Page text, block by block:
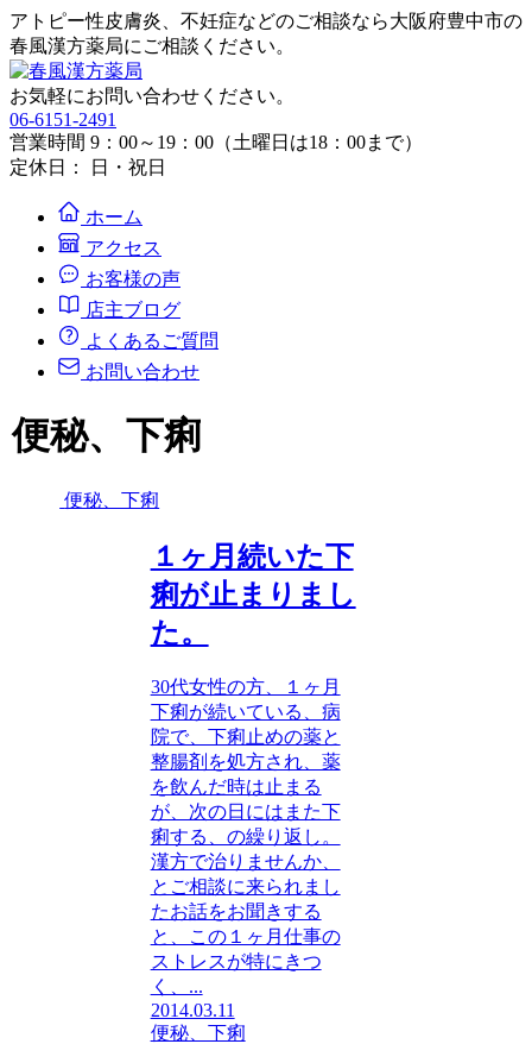
アトピー性皮膚炎、不妊症などのご相談なら大阪府豊中市の
春風漢方薬局にご相談ください。
お気軽にお問い合わせください。
06-6151-2491
営業時間 9：00～19：00（土曜日は18：00まで）
定休日： 日・祝日
ホーム
アクセス
お客様の声
店主ブログ
よくあるご質問
お問い合わせ
便秘、下痢
便秘、下痢
１ヶ月続いた下
痢が止まりまし
た。
30代女性の方、１ヶ月
下痢が続いている、病
院で、下痢止めの薬と
整腸剤を処方され、薬
を飲んだ時は止まる
が、次の日にはまた下
痢する、の繰り返し。
漢方で治りませんか、
とご相談に来られまし
たお話をお聞きする
と、この１ヶ月仕事の
ストレスが特にきつ
く、...
2014.03.11
便秘、下痢